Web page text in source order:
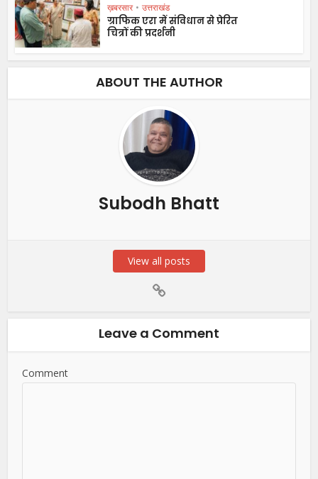
ख़बरसार • उत्तराखंड
ग्राफिक एरा में संविधान से प्रेरित
चित्रों की प्रदर्शनी
ABOUT THE AUTHOR
Subodh Bhatt
View all posts
Leave a Comment
Comment